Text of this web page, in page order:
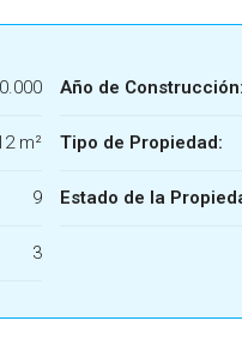
m²
9
3
Año de Construcción:
Tipo de Propiedad:
Estado de la